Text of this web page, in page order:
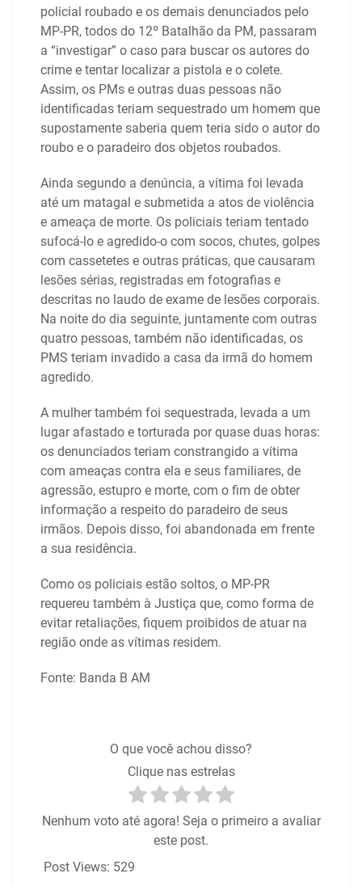
policial roubado e os demais denunciados pelo
MP-PR, todos do 12º Batalhão da PM, passaram
a “investigar” o caso para buscar os autores do
crime e tentar localizar a pistola e o colete.
Assim, os PMs e outras duas pessoas não
identificadas teriam sequestrado um homem que
supostamente saberia quem teria sido o autor do
roubo e o paradeiro dos objetos roubados.
Ainda segundo a denúncia, a vítima foi levada
até um matagal e submetida a atos de violência
e ameaça de morte. Os policiais teriam tentado
sufocá-lo e agredido-o com socos, chutes, golpes
com cassetetes e outras práticas, que causaram
lesões sérias, registradas em fotografias e
descritas no laudo de exame de lesões corporais.
Na noite do dia seguinte, juntamente com outras
quatro pessoas, também não identificadas, os
PMS teriam invadido a casa da irmã do homem
agredido.
A mulher também foi sequestrada, levada a um
lugar afastado e torturada por quase duas horas:
os denunciados teriam constrangido a vítima
com ameaças contra ela e seus familiares, de
agressão, estupro e morte, com o fim de obter
informação a respeito do paradeiro de seus
irmãos. Depois disso, foi abandonada em frente
a sua residência.
Como os policiais estão soltos, o MP-PR
requereu também à Justiça que, como forma de
evitar retaliações, fiquem proibidos de atuar na
região onde as vítimas residem.
Fonte: Banda B AM
O que você achou disso?
Clique nas estrelas
Nenhum voto até agora! Seja o primeiro a avaliar
este post.
Post Views: 529